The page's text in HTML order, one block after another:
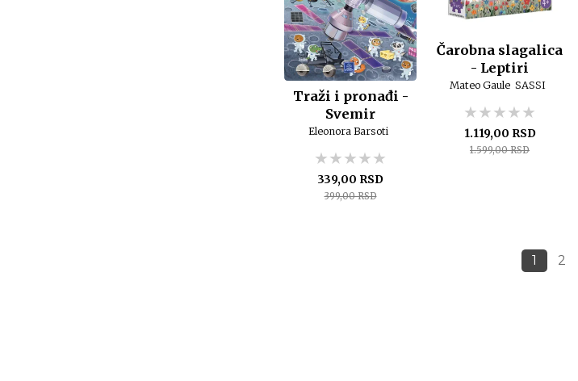
Traži i pronađi -
Svemir
Eleonora Barsoti
★★★★★
★★★★★
★★★★★
339,00 RSD
399,00 RSD
Čarobna slagalica
- Leptiri
Mateo Gaule SASSI
★★★★★
★★★★★
★★★★★
1.119,00 RSD
1.599,00 RSD
1 2